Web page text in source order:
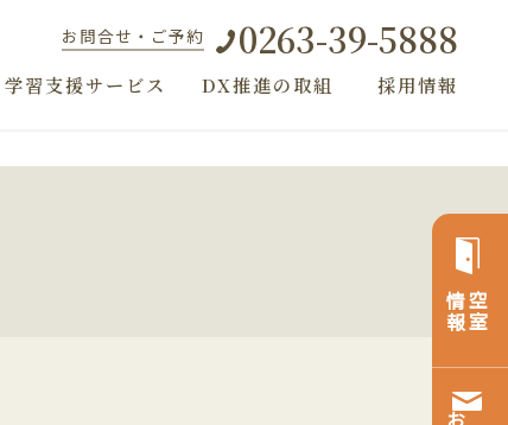
お問合せ・ご予約 0263-39-5888
習支援サービス DX推進の取組 採用情報
空室
情報